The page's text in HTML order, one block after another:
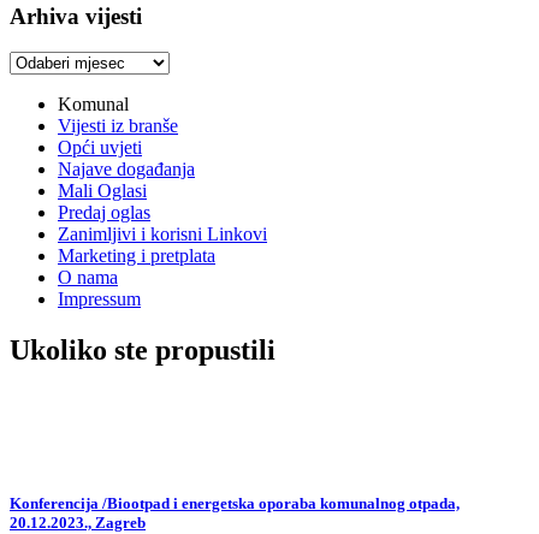
Arhiva vijesti
Arhiva
Komunal
Vijesti iz branše
Opći uvjeti
Najave događanja
Mali Oglasi
Predaj oglas
Zanimljivi i korisni Linkovi
Marketing i pretplata
O nama
Impressum
Ukoliko ste propustili
Konferencija /Biootpad i energetska oporaba komunalnog otpada,
20.12.2023., Zagreb